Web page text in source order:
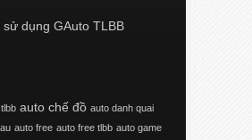
dụng GAuto TLBB
auto chế đồ auto danh quai
auto free auto free tlbb auto game